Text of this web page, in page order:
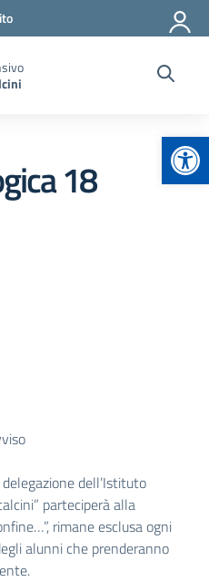
18
dell’Istituto
parteciperà alla
rimane esclusa ogni
alunni che prenderanno